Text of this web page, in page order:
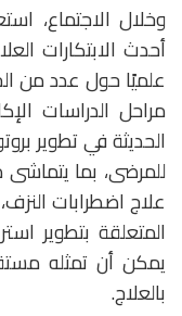
وخلال الاجتماع،
أحدث الابتكارات
علميًا حول عدد من
مراحل الدراسات
الحديثة في تطوير
للمرضى، بما
علاج اضطرابات
المتعلقة بتطوير
يمكن أن تمثله
بالعلاج.